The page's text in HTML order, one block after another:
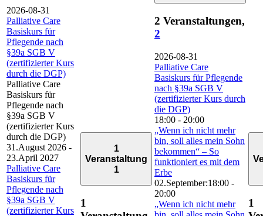
2026-08-31
Palliative Care
Basiskurs für
Pflegende nach
§39a SGB V
(zertifizierter Kurs
durch die DGP)
Palliative Care
Basiskurs für
Pflegende nach
§39a SGB V
(zertifizierter Kurs
durch die DGP)
31.August 2026 -
23.April 2027
Palliative Care
Basiskurs für
Pflegende nach
§39a SGB V
(zertifizierter Kurs
1
Veranstaltung
1
1
2 Veranstaltungen,
2
2026-08-31
Palliative Care
Basiskurs für Pflegende
nach §39a SGB V
(zertifizierter Kurs durch
die DGP)
18:00 - 20:00
„Wenn ich nicht mehr
bin, soll alles mein Sohn
bekommen“ – So
funktioniert es mit dem
Erbe
02.September:18:00 -
20:00
„Wenn ich nicht mehr
1